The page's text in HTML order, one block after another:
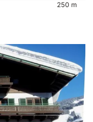
250 m